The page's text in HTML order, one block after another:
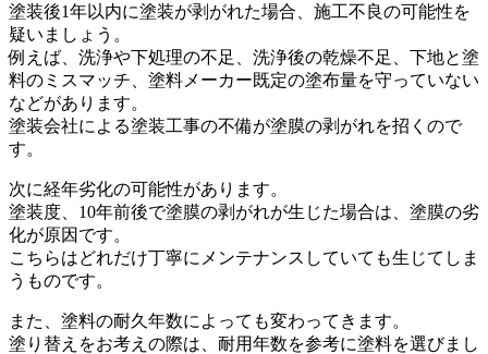
塗装後1年以内に塗装が剥がれた場合、施工不良の可能性を
疑いましょう。
例えば、洗浄や下処理の不足、洗浄後の乾燥不足、下地と塗
料のミスマッチ、塗料メーカー既定の塗布量を守っていない
などがあります。
塗装会社による塗装工事の不備が塗膜の剥がれを招くので
す。
次に経年劣化の可能性があります。
塗装度、10年前後で塗膜の剥がれが生じた場合は、塗膜の劣
化が原因です。
こちらはどれだけ丁寧にメンテナンスしていても生じてしま
うものです。
また、塗料の耐久年数によっても変わってきます。
塗り替えをお考えの際は、耐用年数を参考に塗料を選びまし